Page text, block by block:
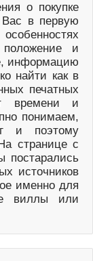
о покупке
в первую
положение и
информацию
найти как в
печатных
времени и
понимаем,
и поэтому
странице с
источников
именно для
виллы или